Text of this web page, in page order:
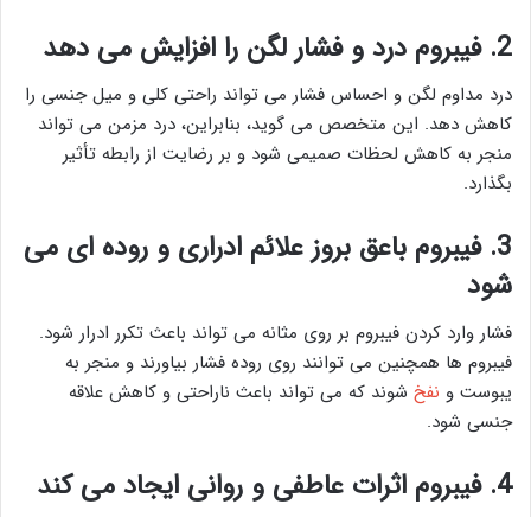
2. فیبروم درد و فشار لگن را افزایش می دهد
درد مداوم لگن و احساس فشار می تواند راحتی کلی و میل جنسی را
کاهش دهد. این متخصص می گوید، بنابراین، درد مزمن می تواند
منجر به کاهش لحظات صمیمی شود و بر رضایت از رابطه تأثیر
بگذارد.
3. فیبروم باعق بروز علائم ادراری و روده ای می
شود
فشار وارد کردن فیبروم بر روی مثانه می تواند باعث تکرر ادرار شود.
فیبروم ها همچنین می توانند روی روده فشار بیاورند و منجر به
یبوست و نفخ شوند که می تواند باعث ناراحتی و کاهش علاقه
جنسی شود.
4. فیبروم اثرات عاطفی و روانی ایجاد می کند